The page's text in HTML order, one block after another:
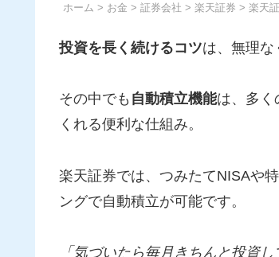
ホーム > お金 >証券会社 >楽天証券 > 楽天
投資を長く続けるコツは、無理な
その中でも 自動積立機能は、多く
くれる便利な仕組み。
楽天証券では、つみたてNISAや
ングで自動積立が可能です。
「気づいたら毎月きちんと投資し